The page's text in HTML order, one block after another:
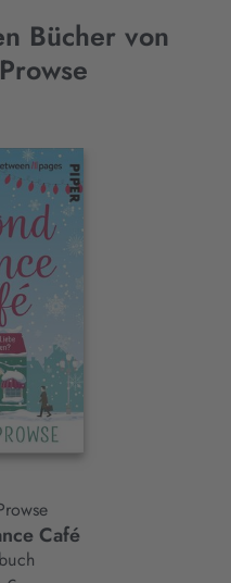
Bücher von
Café